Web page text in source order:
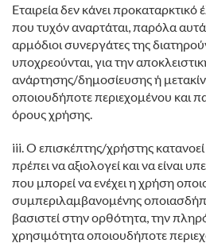
Εταιρεία δεν κάνει
που τυχόν αναρτάται, παρόλα αυτά
αρμόδιοι συνεργάτες της
υποχρεούνται, για την
ανάρτησης/δημοσίευσης ή
οποιουδήποτε περιεχομένου και
όρους χρήσης.
iii. Ο επισκέπτης/χρήστης κατανοεί
πρέπει να αξιολογεί και να είναι
που μπορεί να ενέχει η χρήση
συμπεριλαμβανομένης
βασιστεί στην ορθότητα, την
χρησιμότητα οποιουδήποτε